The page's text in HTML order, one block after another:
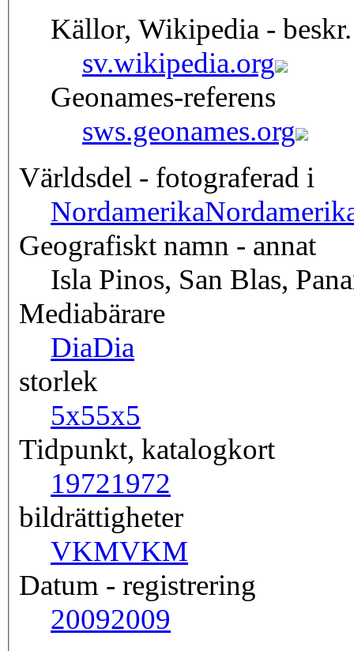
Källor, Wikipedia -
sv.wikipedia.org
Geonames-referens
sws.geonames.org
Världsdel - fotograferad i
Nordamerika
Geografiskt namn - annat
Isla Pinos, San Blas,
Mediabärare
DiaDia
storlek
5x55x5
Tidpunkt, katalogkort
19721972
bildrättigheter
VKMVKM
Datum - registrering
20092009